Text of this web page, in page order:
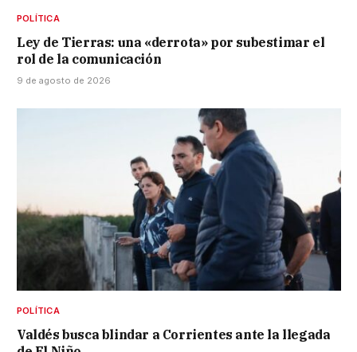
POLÍTICA
Ley de Tierras: una «derrota» por subestimar el
rol de la comunicación
9 de agosto de 2026
POLÍTICA
Valdés busca blindar a Corrientes ante la llegada